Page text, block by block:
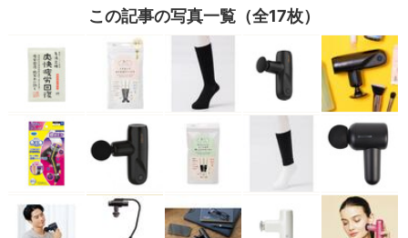
この記事の写真一覧（全17枚）